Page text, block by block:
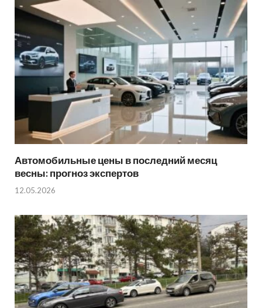
Автомобильные цены в последний месяц
весны: прогноз экспертов
12.05.2026